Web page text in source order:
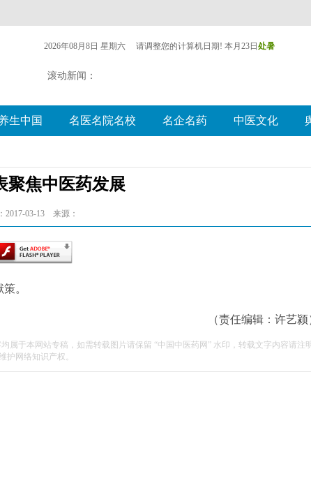
聚焦中医药发展
2017-03-13 来源：
。
（责任编辑：许艺颍
属于本网站专稿，如需转载图片请保留 “中国中医药网” 水印，转载文字内容请注
护网络知识产权。